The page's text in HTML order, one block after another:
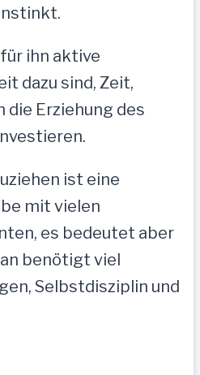
ihn aktive
dazu sind, Zeit,
die Erziehung des
ist eine
mit vielen
es bedeutet aber
benötigt viel
Selbstdisziplin und